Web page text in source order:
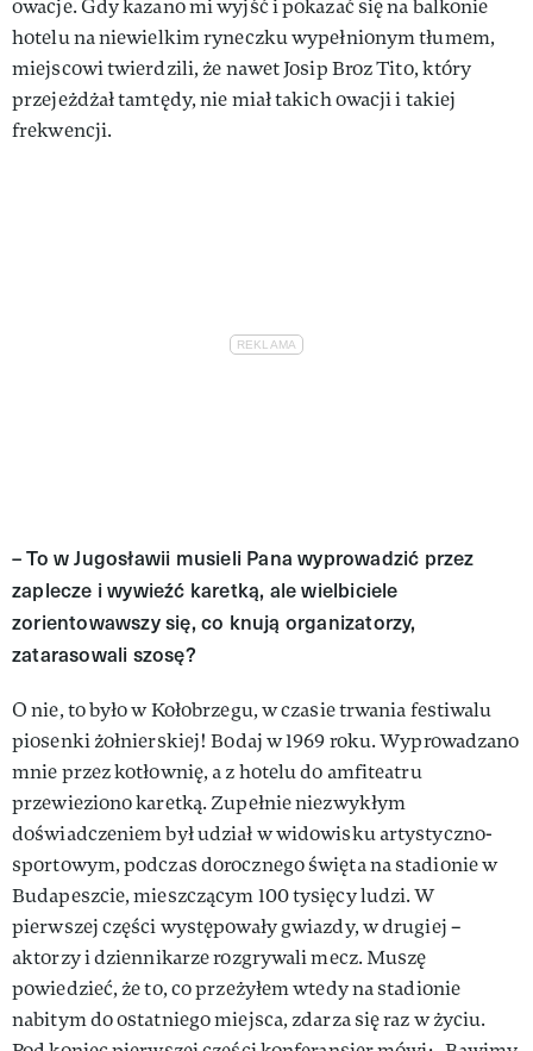
owacje. Gdy kazano mi wyjść i pokazać się na balkonie
hotelu na niewielkim ryneczku wypełnionym tłumem,
miejscowi twierdzili, że nawet Josip Broz­ Tito, który
przejeżdżał tamtędy, nie miał takich owacji i takiej
frekwen­cji.
– To w Jugosławii musieli Pana wypro­wadzić przez
zaplecze i wywieźć karet­ką, ale wielbiciele
zorientowawszy się, co knują organizatorzy,
zatarasowali szosę?
O nie, to było w Kołobrzegu, w czasie trwania festiwalu
piosenki żołnierskiej! Bodaj w 1969 roku. Wyprowadzano
mnie przez kotłownię, a z hotelu do amfiteatru
przewieziono karetką. Zupełnie niezwykłym
doświadczeniem był udział w widowisku artystyczno­-
sportowym, podczas dorocznego święta na stadionie w
Budapeszcie, mieszczącym 100 tysięcy ludzi. W
pierwszej części występowały gwiazdy, w drugiej –
aktorzy i dzien­nikarze rozgrywali mecz. Muszę
powiedzieć, że to, co przeżyłem wtedy na stadionie
nabitym do ostatniego miejsca, zdarza się raz w życiu.